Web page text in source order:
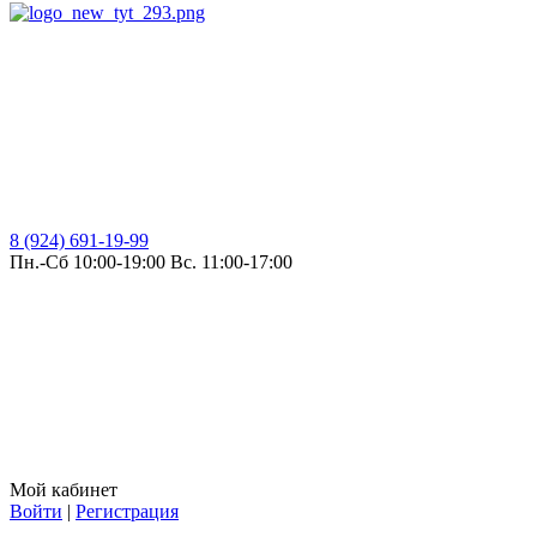
8 (924) 691-19-99
Пн.-Сб 10:00-19:00 Вс. 11:00-17:00
Мой кабинет
Войти | Регистрация